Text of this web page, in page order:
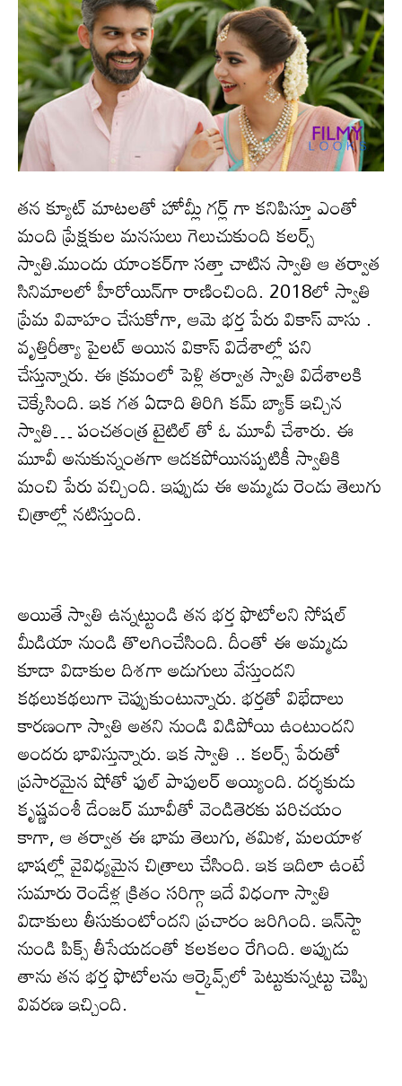
తన క్యూట్ మాటలతో హోమ్లీ గర్ల్ గా క‌నిపిస్తూ ఎంతో
మంది ప్రేక్ష‌కుల మ‌న‌సులు గెలుచుకుంది క‌ల‌ర్స్
స్వాతి.ముందు యాంక‌ర్‌గా స‌త్తా చాటిన స్వాతి ఆ త‌ర్వాత
సినిమాలలో హీరోయిన్‌గా రాణించింది. 2018లో స్వాతి
ప్రేమ వివాహం చేసుకోగా, ఆమె భర్త పేరు వికాస్ వాసు .
వృత్తిరీత్యా పైలట్ అయిన వికాస్ విదేశాల్లో ప‌ని
చేస్తున్నారు. ఈ క్ర‌మంలో పెళ్లి త‌ర్వాత స్వాతి విదేశాల‌కి
చెక్కేసింది. ఇక గత ఏడాది తిరిగి కమ్ బ్యాక్ ఇచ్చిన
స్వాతి… పంచతంత్ర టైటిల్ తో ఓ మూవీ చేశారు. ఈ
మూవీ అనుకున్నంతగా ఆడక‌పోయిన‌ప్ప‌టికీ స్వాతికి
మంచి పేరు వ‌చ్చింది. ఇప్పుడు ఈ అమ్మ‌డు రెండు తెలుగు
చిత్రాల్లో నటిస్తుంది.
అయితే స్వాతి ఉన్న‌ట్టుండి త‌న భ‌ర్త ఫొటోల‌ని సోష‌ల్
మీడియా నుండి తొల‌గించేసింది. దీంతో ఈ అమ్మ‌డు
కూడా విడాకుల దిశగా అడుగులు వేస్తుంద‌ని
కథలుకథలుగా చెప్పుకుంటున్నారు. భ‌ర్త‌తో విభేదాలు
కార‌ణంగా స్వాతి అత‌ని నుండి విడిపోయి ఉంటుంద‌ని
అంద‌రు భావిస్తున్నారు. ఇక స్వాతి .. కలర్స్ పేరుతో
ప్రసారమైన షోతో ఫుల్ పాపులర్ అయ్యింది. దర్శకుడు
కృష్ణవంశీ డేంజర్ మూవీతో వెండితెరకు పరిచయం
కాగా, ఆ త‌ర్వాత ఈ భామ తెలుగు, తమిళ, మలయాళ
భాషల్లో వైవిధ్య‌మైన చిత్రాలు చేసింది. ఇక ఇదిలా ఉంటే
సుమారు రెండేళ్ల క్రితం సరిగ్గా ఇదే విధంగా స్వాతి
విడాకులు తీసుకుంటోందని ప్ర‌చారం జ‌రిగింది. ఇన్‌స్టా
నుండి పిక్స్ తీసేయ‌డంతో క‌ల‌క‌లం రేగింది. అప్పుడు
తాను త‌న భర్త ఫొటోలను ఆర్కైవ్స్‌లో పెట్టుకున్నట్టు చెప్పి
వివ‌ర‌ణ ఇచ్చింది.